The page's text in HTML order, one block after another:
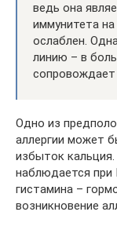
ведь она
иммунитета
ослаблен.
линию – в
сопровождает
Одно из
аллергии может
избыток
наблюдается при
гистамина –
возникновение